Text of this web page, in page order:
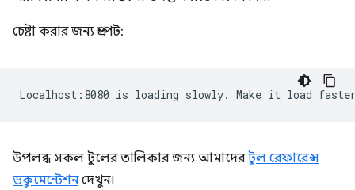
চেষ্টা করার জন্য প্রম্পট:
উপলব্ধ সকল টুলের তালিকার জন্য আমাদেরটুল রেফারেন্স
ডকুমেন্টেশনদেখুন।